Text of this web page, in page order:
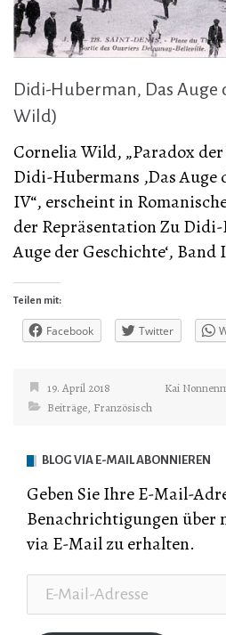
Didi-Huberman, Das Auge
Wild)
Cornelia Wild, „Paradox
Didi-Hubermans ‚Das Auge
IV“, erscheint in
der Repräsentation Zu Didi-
Auge der Geschichte‘,
Teilen mit:
Facebook Twitter
19. April 2018
Kai
Beiträge, Französisch
BLOG VIA E-MAIL ABONNIEREN
Geben Sie Ihre E-Mail-
Benachrichtigungen über
via E-Mail zu erhalten.
Mail-